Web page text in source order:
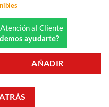
al Cliente
ayudarte?
10UND DIVA cantidad
AÑADIR